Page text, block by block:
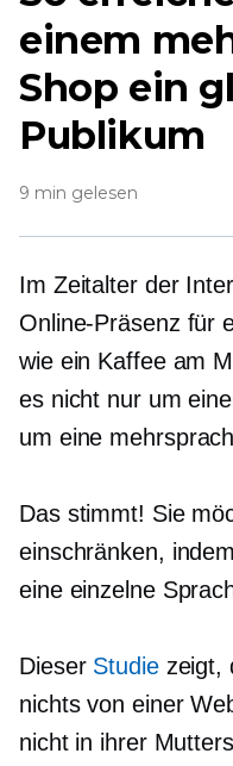
einem
Shop ein
Publikum
9 min gelesen
Im Zeitalter der
Online-Präsenz für
wie ein Kaffee am
es nicht nur um
um eine
Das stimmt! Sie
einschränken,
eine einzelne
Dieser Studiezeigt,
nichts von einer
nicht in ihrer